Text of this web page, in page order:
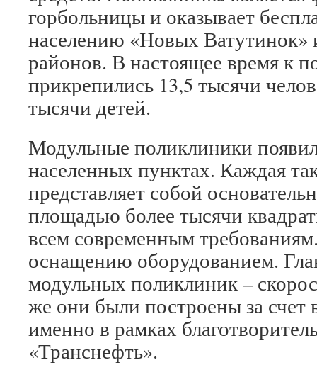
горбольницы и оказывает
населению «Новых
районов. В настоящее время к
прикрепились 13,5 тысячи
тысячи детей.
Модульные поликлиники
населенных пунктах. Каждая
представляет собой
площадью более тысячи
всем современным
оснащению оборудованием.
модульных поликлиник –
же они были построены за счет
именно в рамках
«Транснефть».